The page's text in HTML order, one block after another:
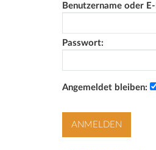
Benutzername oder
Passwort:
Angemeldet bleiben: